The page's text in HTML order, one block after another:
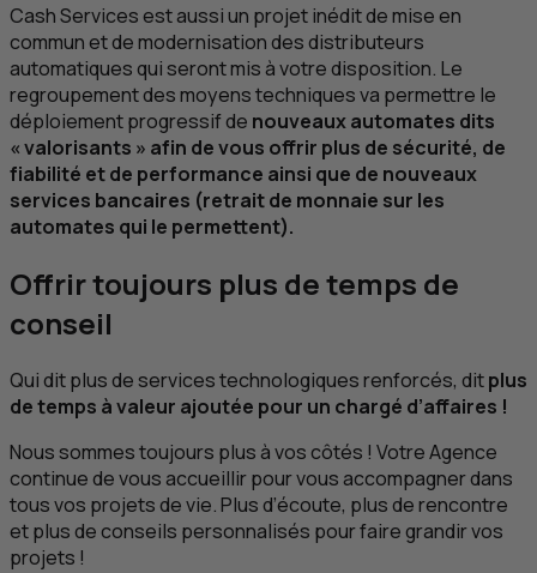
Cash Services est aussi un projet inédit de mise en
commun et de modernisation des distributeurs
automatiques qui seront mis à votre disposition. Le
regroupement des moyens techniques va permettre le
déploiement progressif de nouveaux automates dits
« valorisants » afin de vous offrir plus de sécurité, de
fiabilité et de performance ainsi que de nouveaux
services bancaires (retrait de monnaie sur les
automates qui le permettent).
Offrir toujours plus de temps de
conseil
Qui dit plus de services technologiques renforcés, ditplus
de temps à valeur ajoutée pour un chargé d’affaires !
Nous sommes toujours plus à vos côtés ! Votre Agence
continue de vous accueillir pour vous accompagner dans
tous vos projets de vie. Plus d’écoute, plus de rencontre
et plus de conseils personnalisés pour faire grandir vos
projets !